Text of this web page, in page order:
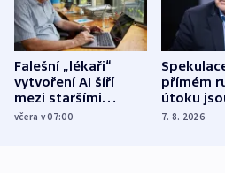
Falešní „lékaři“
vytvoření AI šíří
mezi staršími
Poláky nebezpečné
včera v 07:00
přímém
útoku
míní
7. 8. 2026